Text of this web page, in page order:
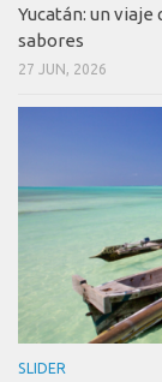
Yucatán: un viaje
sabores
27 JUN, 2026
SLIDER